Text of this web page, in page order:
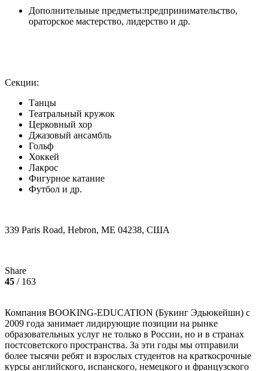
Дополнительные предметы:предпринимательство,
ораторское мастерство, лидерство и др.
Секции:
Танцы
Театральный кружок
Церковный хор
Джазовый ансамбль
Гольф
Хоккей
Лакрос
Фигурное катание
Футбол и др.
339 Paris Road, Hebron, ME 04238, США
Share
45 / 163
Компания BOOKING-EDUCATION (Букинг Эдьюкейшн) с
2009 года занимает лидирующие позиции на рынке
образовательных услуг не только в России, но и в странах
постсоветского пространства. За эти годы мы отправили
более тысячи ребят и взрослых студентов на краткосрочные
курсы английского, испанского, немецкого и французского